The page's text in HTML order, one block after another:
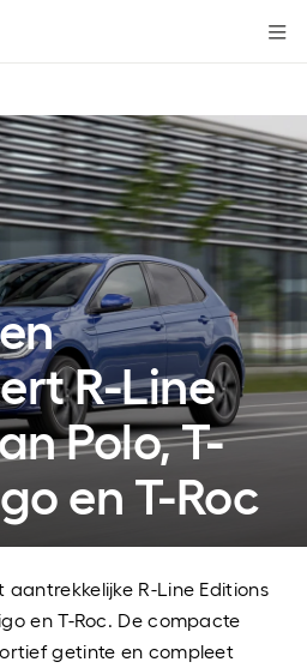
R-Line
Polo, T-
en T-Roc
R-Line Editions
en T-Roc. De compacte
getinte en compleet